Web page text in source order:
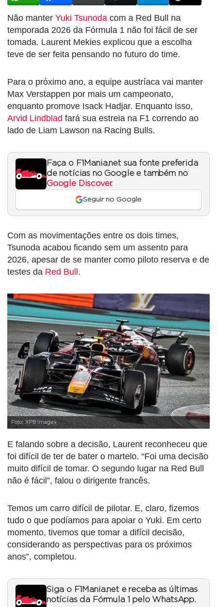
Não manter Yuki Tsunoda com a Red Bull na
temporada 2026 da Fórmula 1 não foi fácil de ser
tomada. Laurent Mekies explicou que a escolha
teve de ser feita pensando no futuro do time.
Para o próximo ano, a equipe austríaca vai manter
Max Verstappen por mais um campeonato,
enquanto promove Isack Hadjar. Enquanto isso,
Arvid Lindblad fará sua estreia na F1 correndo ao
lado de Liam Lawson na Racing Bulls.
Faça o F1Mania.net sua fonte preferida
de notícias no Google e também no
Google Discover.
Seguir no Google
Com as movimentações entre os dois times,
Tsunoda acabou ficando sem um assento para
2026, apesar de se manter como piloto reserva e de
testes da Red Bull .
Foto: XPB Images
E falando sobre a decisão, Laurent reconheceu que
foi difícil de ter de bater o martelo. “Foi uma decisão
muito difícil de tomar. O segundo lugar na Red Bull
não é fácil”, falou o dirigente francês.
Temos um carro difícil de pilotar. E, claro, fizemos
tudo o que podíamos para apoiar o Yuki. Em certo
momento, tivemos que tomar a difícil decisão,
considerando as perspectivas para os próximos
anos”, completou.
Siga o F1Mania.net e receba as últimas
notícias da Fórmula 1 pelo WhatsApp.